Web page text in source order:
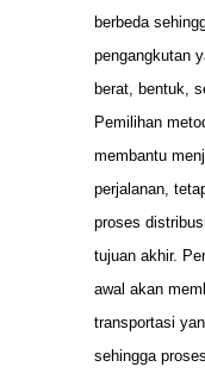
berbeda
pengangkutan
berat, bentuk,
Pemilihan
membantu
perjalanan,
proses
tujuan akhir.
awal akan
transportasi
sehingga